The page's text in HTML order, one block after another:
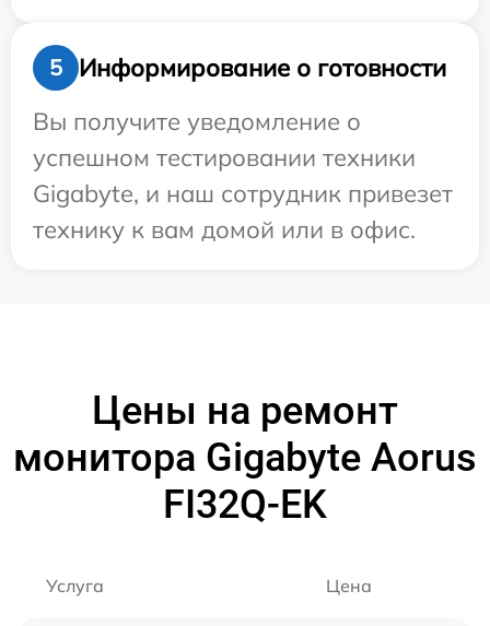
5
Информирование о готовности
Вы получите уведомление о
успешном тестировании техники
Gigabyte, и наш сотрудник привезет
технику к вам домой или в офис.
Цены на ремонт
монитора Gigabyte Aorus
FI32Q-EK
Услуга Цена